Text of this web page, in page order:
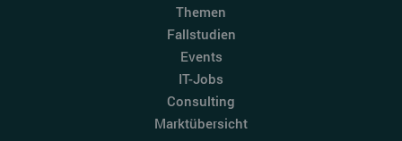
Themen
Fallstudien
Events
IT-Jobs
Consulting
Marktübersicht